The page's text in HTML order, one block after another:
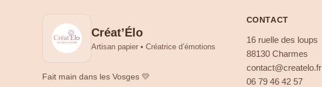
Créat’Élo
Artisan papier • Créatrice d’émotions
Fait main dans les Vosges 💛
CONTACT
16 ruelle des loups
88130 Charmes
contact@createlo.fr
06 79 46 42 57